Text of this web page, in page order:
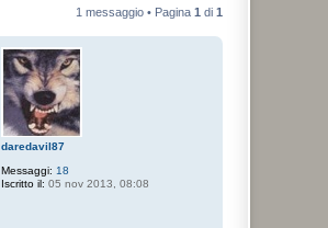
1 messaggio • Pagina 1 di 1
daredavil87
Messaggi: 18
Iscritto il: 05 nov 2013, 08:08